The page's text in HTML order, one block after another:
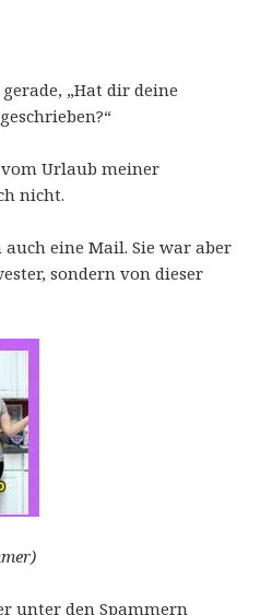
„Hat dir deine
Urlaub meiner
nicht.
eine Mail. Sie war aber
sondern von dieser
unter den Spammern